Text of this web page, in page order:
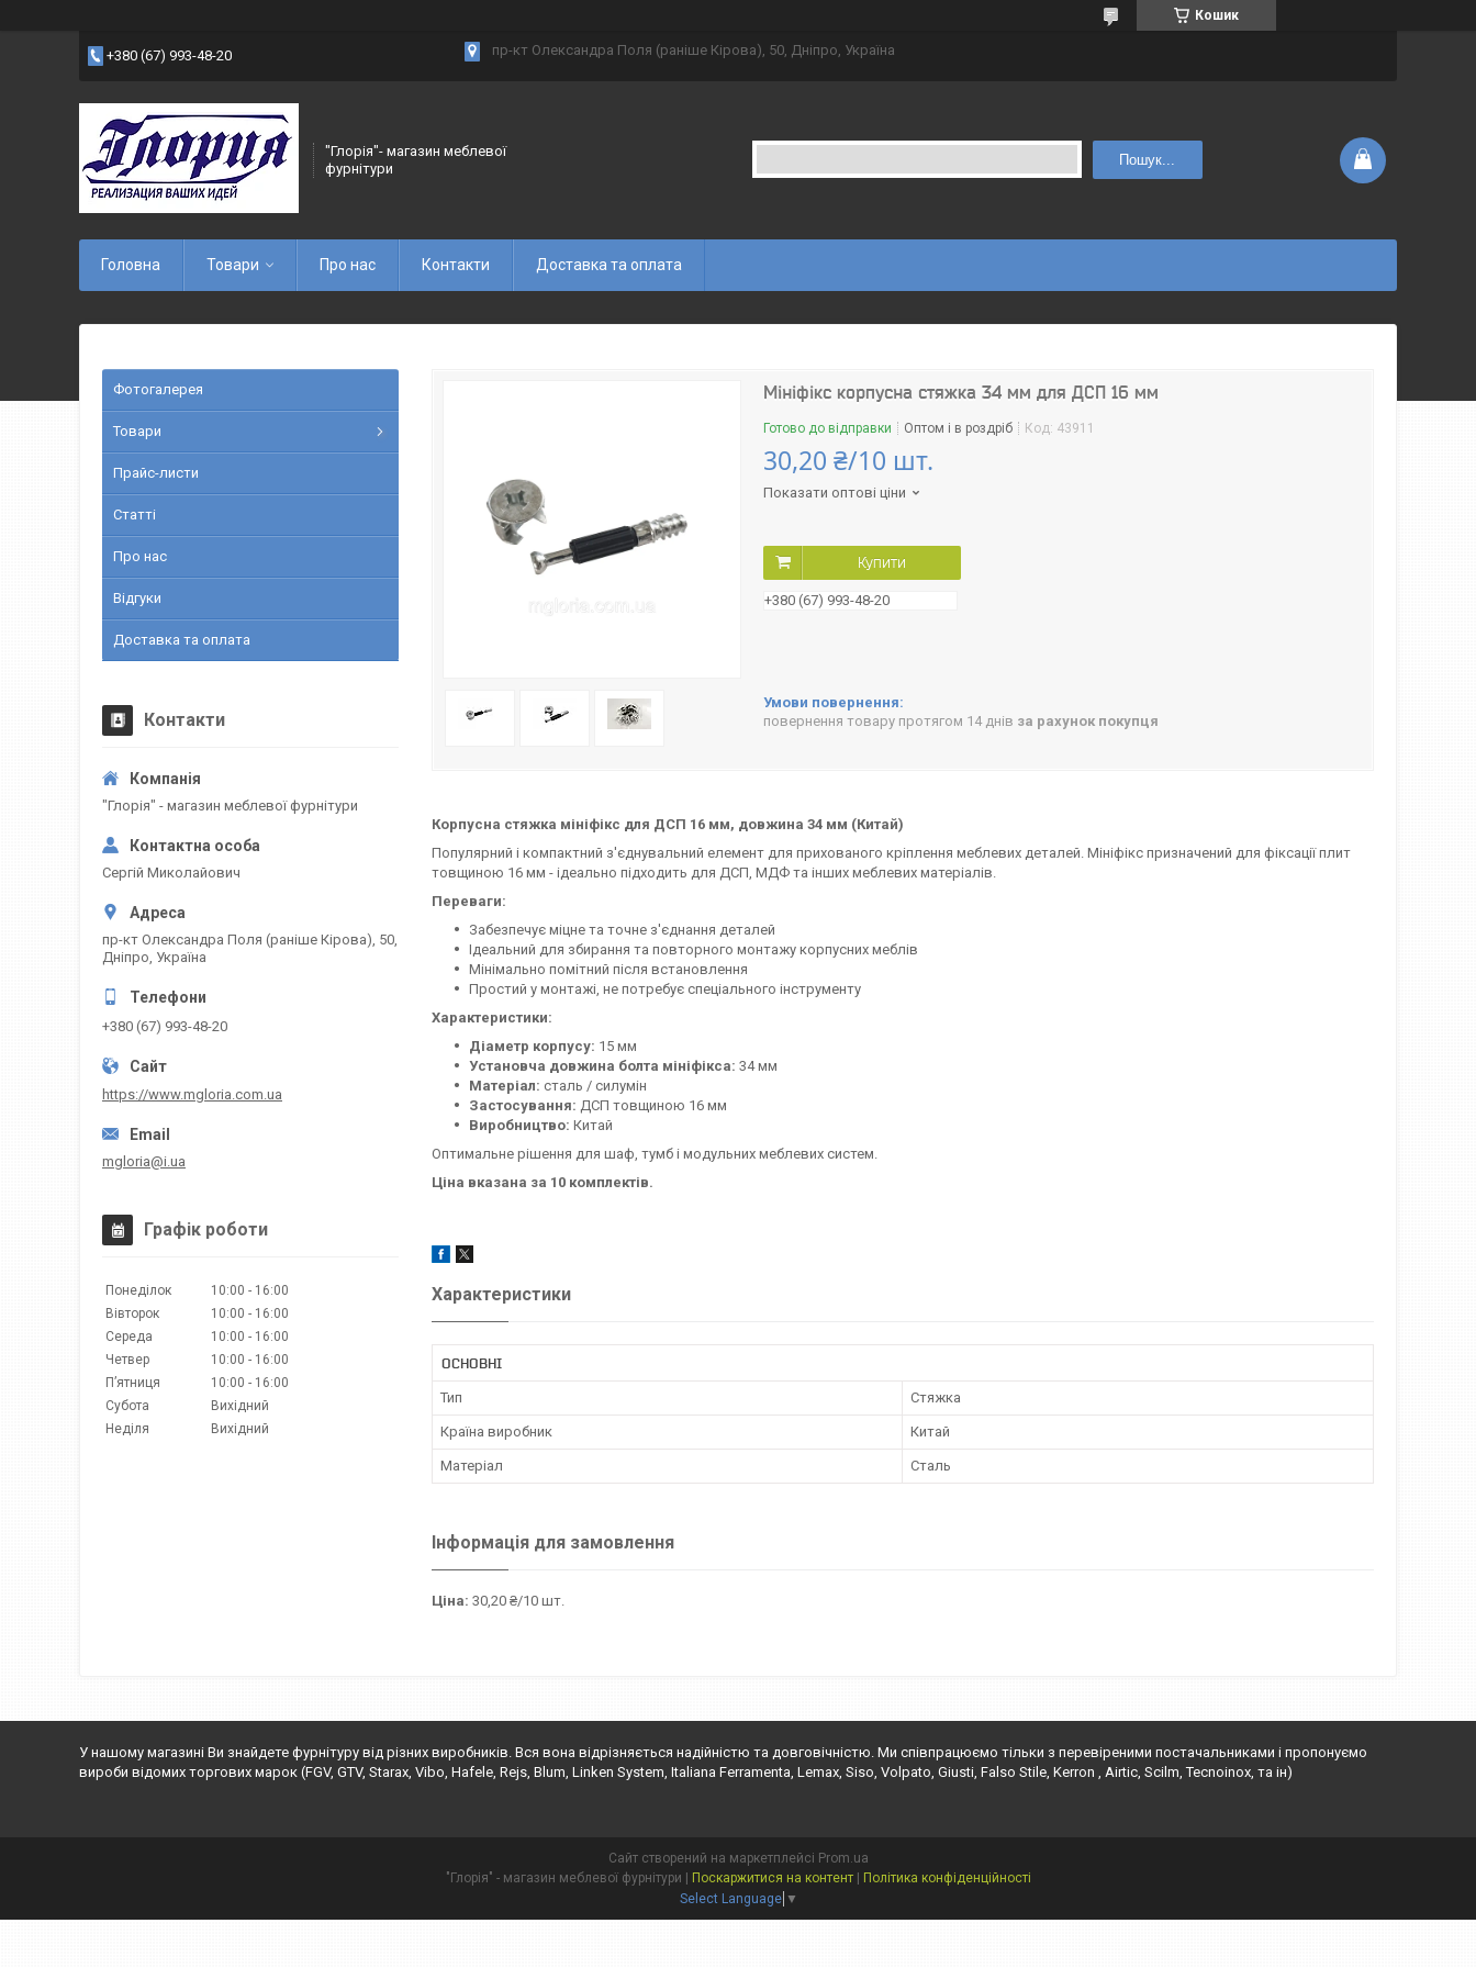
Кошик
+380 (67) 993-48-20 пр-кт Олександра Поля (раніше Кірова), 50, Дніпро, Україна
"Глорія"- магазин меблевої
фурнітури
Пошук...
Головна Товари Про нас Контакти Доставка та оплата
Мініфікс корпусна стяжка 34 мм для ДСП 16 мм
Готово до відправки Оптом і в роздріб Код: 43911
30,20 ₴/10 шт.
Показати оптові ціни
Купити
+380 (67) 993-48-20
повернення товару протягом 14 днів за рахунок покупця
Корпусна стяжка мініфікс для ДСП 16 мм, довжина 34 мм (Китай)
Популярний і компактний з'єднувальний елемент для прихованого кріплення меблевих деталей. Мініфікс призначений для фіксації плит
товщиною 16 мм - ідеально підходить для ДСП, МДФ та інших меблевих матеріалів.
Переваги:
Забезпечує міцне та точне з'єднання деталей
Ідеальний для збирання та повторного монтажу корпусних меблів
Мінімально помітний після встановлення
Простий у монтажі, не потребує спеціального інструменту
Характеристики:
Діаметр корпусу: 15 мм
Установча довжина болта мініфікса: 34 мм
Матеріал: сталь / силумін
Застосування: ДСП товщиною 16 мм
Виробництво: Китай
Оптимальне рішення для шаф, тумб і модульних меблевих систем.
Ціна вказана за 10 комплектів.
Характеристики
ОСНОВНІ
Тип Стяжка
Країна виробник Китай
Матеріал Сталь
Інформація для замовлення
Ціна: 30,20 ₴/10 шт.
Фотогалерея
Товари
Прайс-листи
Статті
Про нас
Відгуки
Доставка та оплата
Контакти
"Глорія" - магазин меблевої фурнітури
Сергій Миколайович
пр-кт Олександра Поля (раніше Кірова), 50,
Дніпро, Україна
+380 (67) 993-48-20
https://www.mgloria.сom.ua
mgloria@i.ua
Графік роботи
Понеділок 10:00
16:00
Вівторок
10:00
16:00
Середа
10:00
16:00
Четвер
10:00
16:00
Пʼятниця
10:00
16:00
Субота
Вихідний
Неділя
Вихідний
У нашому магазині Ви знайдете фурнітуру від різних виробників. Вся вона відрізняється надійністю та довговічністю. Ми співпрацюємо тільки з перевіреними постачальниками і пропонуємо
вироби відомих торгових марок (FGV, GTV, Starax, Vibo, Hafele, Rejs, Blum, Linken System, Italiana Ferramenta, Lemax, Siso, Volpato, Giusti, Falso Stile, Kerron , Airtic, Scilm, Tecnoinox, та ін)
Сайт створений на маркетплейсі Prom.ua
Поскаржитися на контент
Політика конфіденційності
Select Language ▼